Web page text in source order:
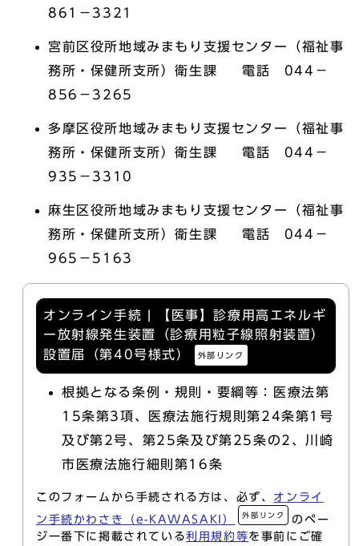
861－3321
宮前区役所地域みまもり支援センター（福祉事
務所・保健所支所）衛生課 電話 044－
856－3265
多摩区役所地域みまもり支援センター（福祉事
務所・保健所支所）衛生課 電話 044－
935－3310
麻生区役所地域みまもり支援センター（福祉事
務所・保健所支所）衛生課 電話 044－
965－5163
オンライン手続 | 【医事】診療用高エネルギ
ー放射線発生装置（診療用粒子線照射装置）
設置届（第40号様式）
外部リンク
根拠となる条例・規則・要綱等：医療法第
15条第3項、医療法施行規則第24条第1号
及び第2号、第25条及び第25条の2、川崎
市医療法施行細則第16条
このフォームから手続される方は、必ず、 オンライ
ン手続かわさき（e-KAWASAKI）
外部リンク
のペー
ジ一番下に掲載されている利用規約等を事前にご確